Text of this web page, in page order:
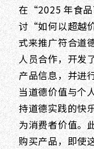
在“2025 年食
讨“如何以超越
式来推广符合道
人员合作，开发
产品信息，并进
当道德价值与个
持道德实践的快
为消费者价值。
购买产品，即使